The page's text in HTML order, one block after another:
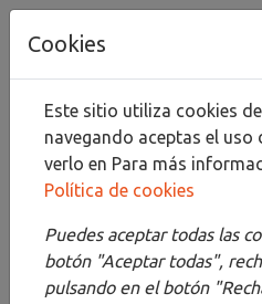
Cookies
Este sitio utiliza cookies
navegando aceptas el uso
verlo en Para más
Política de cookies
Puedes aceptar todas las
botón "Aceptar todas",
pulsando en el botón